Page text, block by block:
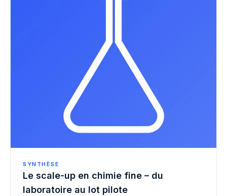
SYNTHÈSE
Le scale-up en chimie fine – du
laboratoire au lot pilote